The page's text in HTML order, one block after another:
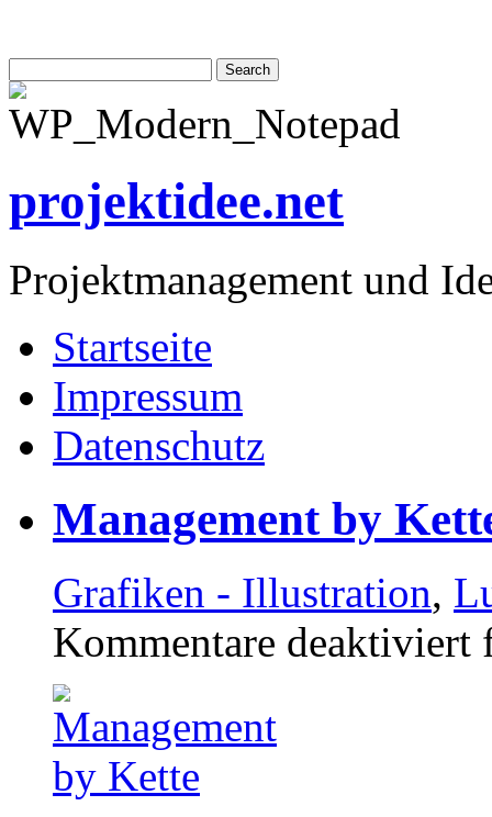
projektidee.net
Projektmanagement und
Startseite
Impressum
Datenschutz
Management by
Grafiken - Illustration,
Kommentare deaktiviert